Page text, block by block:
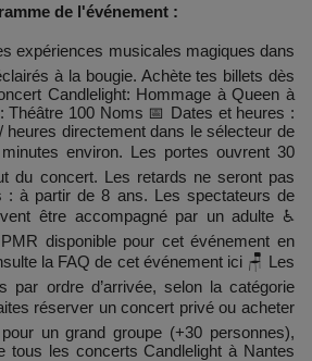
de l'événement :
expériences musicales magiques dans
à la bougie. Achète tes billets dès
Candlelight: Hommage à Queen à
Théâtre 100 Noms 📅 Dates et heures :
heures directement dans le sélecteur de
environ. Les portes ouvrent 30
du concert. Les retards ne seront pas
: à partir de 8 ans. Les spectateurs de
être accompagné par un adulte ♿
disponible pour cet événement en
la FAQ de cet événement ici 🪑 Les
par ordre d’arrivée, selon la catégorie
réserver un concert privé ou acheter
un grand groupe (+30 personnes),
tous les concerts Candlelight à Nantes